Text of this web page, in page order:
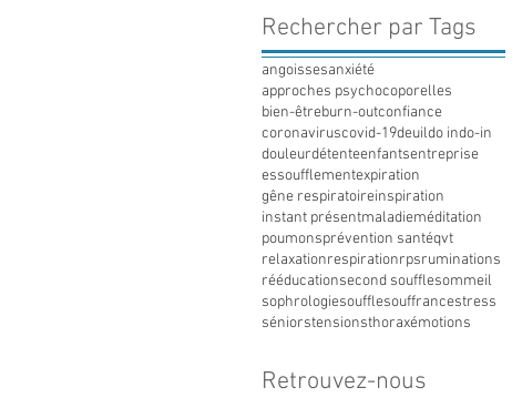
Rechercher par Tags
angoissesanxiété
approches psychocoporelles
bien-êtreburn-outconfiance
coronaviruscovid-19deuildo indo-in
douleurdétenteenfantsentreprise
essoufflementexpiration
gêne respiratoireinspiration
instant présentmaladieméditation
poumonsprévention santéqvt
relaxationrespirationrpsruminations
rééducationsecond soufflesommeil
sophrologiesoufflesouffrancestress
séniorstensionsthoraxémotions
Retrouvez-nous